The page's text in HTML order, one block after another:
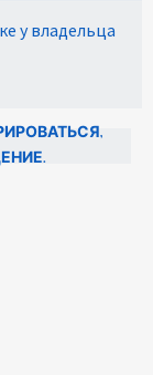
у владельца